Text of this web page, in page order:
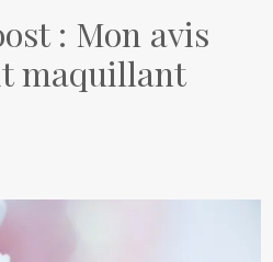
: Mon avis
maquillant